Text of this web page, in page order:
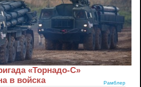
«Торнадо-С»
в войска
Рамблер